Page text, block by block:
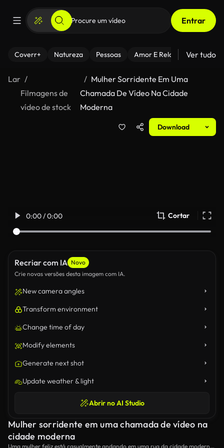
Entrar
Coverr+ Natureza Pessoas Amor E Relacionamentos
Ver tudo
Lar
Filmagens de
vídeo de stock
Mulher Sorridente Em Uma
Chamada De Vídeo Na Cidade
Moderna
Download
0:00 / 0:00 Cortar
Recriar com IA Novo
Crie novas versões desta imagem com IA.
New camera angles
Transform environment
Change time of day
Modify elements
Generate next shot
Update weather & light
Abrir no AI Studio
Mulher sorridente em uma chamada de vídeo na
cidade moderna
Uma mulher feliz está casualmente andando em uma rua da cidade moderna,